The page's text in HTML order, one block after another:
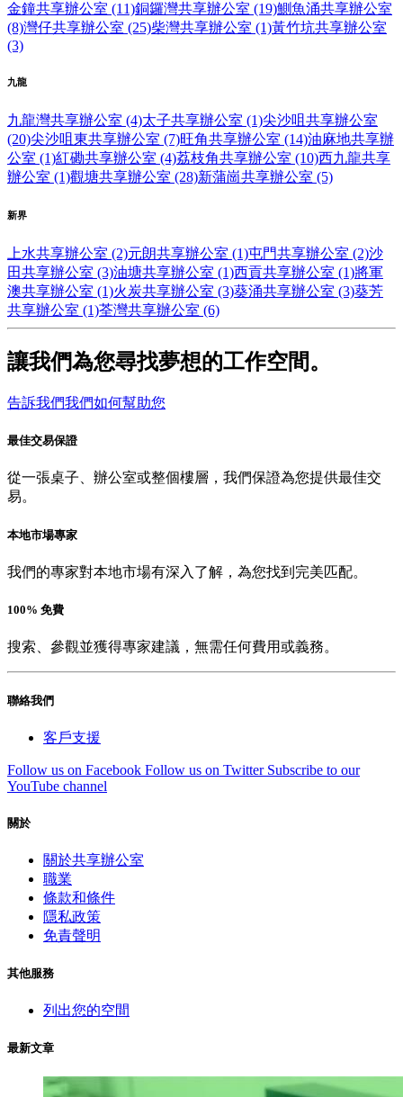
金鐘共享辦公室 (11)銅鑼灣共享辦公室 (19)鰂魚涌共享辦公室
(8)灣仔共享辦公室 (25)柴灣共享辦公室 (1)黃竹坑共享辦公室
(3)
九龍
九龍灣共享辦公室 (4)太子共享辦公室 (1)尖沙咀共享辦公室
(20)尖沙咀東共享辦公室 (7)旺角共享辦公室 (14)油麻地共享辦
公室 (1)紅磡共享辦公室 (4)荔枝角共享辦公室 (10)西九龍共享
辦公室 (1)觀塘共享辦公室 (28)新蒲崗共享辦公室 (5)
新界
上水共享辦公室 (2)元朗共享辦公室 (1)屯門共享辦公室 (2)沙
田共享辦公室 (3)油塘共享辦公室 (1)西貢共享辦公室 (1)將軍
澳共享辦公室 (1)火炭共享辦公室 (3)葵涌共享辦公室 (3)葵芳
共享辦公室 (1)荃灣共享辦公室 (6)
讓我們為您尋找夢想的工作空間。
告訴我們我們如何幫助您
最佳交易保證
從一張桌子、辦公室或整個樓層，我們保證為您提供最佳交
易。
本地市場專家
我們的專家對本地市場有深入了解，為您找到完美匹配。
100% 免費
搜索、參觀並獲得專家建議，無需任何費用或義務。
聯絡我們
客戶支援
Follow us on Facebook Follow us on Twitter Subscribe to our
YouTube channel
關於
關於共享辦公室
職業
條款和條件
隱私政策
免責聲明
其他服務
列出您的空間
最新文章